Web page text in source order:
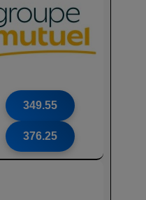
349.55
376.25